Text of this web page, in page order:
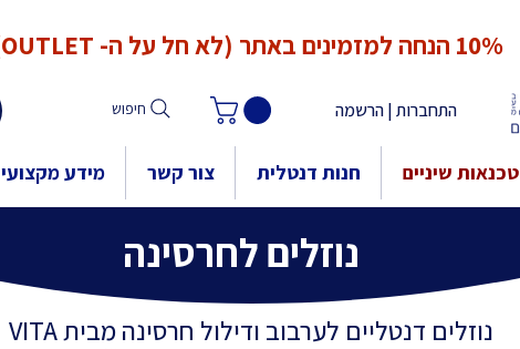
10% הנחה למזמינים באתר (לא חל על ה- OUTLET)
התחברות | הרשמה חיפוש
טכנאות שיניים חנות דנטלית צור קשר מידע מקצועי
נוזלים לחרסינה
נוזלים דנטליים לערבוב ודילול חרסינה מבית VITA